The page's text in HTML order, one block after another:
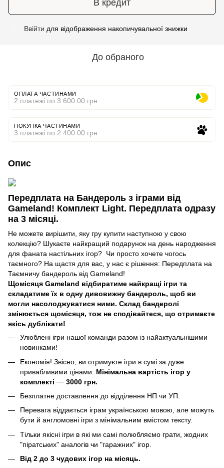
В кредит
Ввійти для відображення накопичувальної знижки
До обраного
ОПЛАТА ЧАСТИНАМИ
2 платежі по 3 600.00 грн
ПОКУПКА ЧАСТИНАМИ
3 платежі по 2 400.00 грн
Опис
Передплата на Бандероль з іграми від
Gameland! Комплект Light. Передплата одразу
на 3 місяці.
Не можете вирішити, яку гру купити наступною у свою
колекцію? Шукаєте найкращий подарунок на день народження
для фаната настільних ігор? Чи просто хочете чогось
таємного? На щастя для вас, у нас є рішення: Передплата на
Таємничу бандероль від Gameland!
Щомісяця Gameland відбиратиме найкращі ігри та
складатиме їх в одну дивовижну бандероль, щоб ви
могли насолоджуватися ними. Склад бандеролі
змінюється щомісяця, тож не сподівайтеся, що отримаєте
якісь дублікати!
Улюблені ігри нашої команди разом із найактуальнішими
новинками!
Економія! Звісно, ви отримуєте ігри в сумі за дуже
привабливими цінами. Мінімальна вартість ігор у
комплекті — 3000 грн.
Безплатне доставлення до відділення НП чи УП.
Перевага віддається іграм українською мовою, але можуть
бути й англомовні ігри з мінімальним вмістом тексту.
Тільки якісні ігри в які ми самі полюбляємо грати, жодних
"піратських" аналогів чи "гаражних" ігор.
Від 2 до 3 чудових ігор на місяць.